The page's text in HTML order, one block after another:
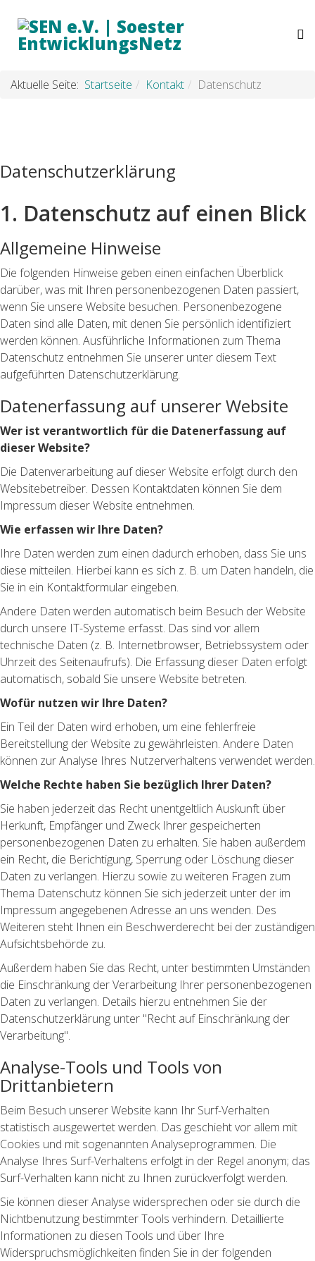
Aktuelle Seite: Startseite Kontakt Datenschutz
Datenschutzerklärung
1. Datenschutz auf einen Blick
Allgemeine Hinweise
Die folgenden Hinweise geben einen einfachen Überblick
darüber, was mit Ihren personenbezogenen Daten passiert,
wenn Sie unsere Website besuchen. Personenbezogene
Daten sind alle Daten, mit denen Sie persönlich identifiziert
werden können. Ausführliche Informationen zum Thema
Datenschutz entnehmen Sie unserer unter diesem Text
aufgeführten Datenschutzerklärung.
Datenerfassung auf unserer Website
Wer ist verantwortlich für die Datenerfassung auf
dieser Website?
Die Datenverarbeitung auf dieser Website erfolgt durch den
Websitebetreiber. Dessen Kontaktdaten können Sie dem
Impressum dieser Website entnehmen.
Wie erfassen wir Ihre Daten?
Ihre Daten werden zum einen dadurch erhoben, dass Sie uns
diese mitteilen. Hierbei kann es sich z. B. um Daten handeln, die
Sie in ein Kontaktformular eingeben.
Andere Daten werden automatisch beim Besuch der Website
durch unsere IT-Systeme erfasst. Das sind vor allem
technische Daten (z. B. Internetbrowser, Betriebssystem oder
Uhrzeit des Seitenaufrufs). Die Erfassung dieser Daten erfolgt
automatisch, sobald Sie unsere Website betreten.
Wofür nutzen wir Ihre Daten?
Ein Teil der Daten wird erhoben, um eine fehlerfreie
Bereitstellung der Website zu gewährleisten. Andere Daten
können zur Analyse Ihres Nutzerverhaltens verwendet werden.
Welche Rechte haben Sie bezüglich Ihrer Daten?
Sie haben jederzeit das Recht unentgeltlich Auskunft über
Herkunft, Empfänger und Zweck Ihrer gespeicherten
personenbezogenen Daten zu erhalten. Sie haben außerdem
ein Recht, die Berichtigung, Sperrung oder Löschung dieser
Daten zu verlangen. Hierzu sowie zu weiteren Fragen zum
Thema Datenschutz können Sie sich jederzeit unter der im
Impressum angegebenen Adresse an uns wenden. Des
Weiteren steht Ihnen ein Beschwerderecht bei der zuständigen
Aufsichtsbehörde zu.
Außerdem haben Sie das Recht, unter bestimmten Umständen
die Einschränkung der Verarbeitung Ihrer personenbezogenen
Daten zu verlangen. Details hierzu entnehmen Sie der
Datenschutzerklärung unter "Recht auf Einschränkung der
Verarbeitung".
Analyse-Tools und Tools von
Drittanbietern
Beim Besuch unserer Website kann Ihr Surf-Verhalten
statistisch ausgewertet werden. Das geschieht vor allem mit
Cookies und mit sogenannten Analyseprogrammen. Die
Analyse Ihres Surf-Verhaltens erfolgt in der Regel anonym; das
Surf-Verhalten kann nicht zu Ihnen zurückverfolgt werden.
Sie können dieser Analyse widersprechen oder sie durch die
Nichtbenutzung bestimmter Tools verhindern. Detaillierte
Informationen zu diesen Tools und über Ihre
Widerspruchsmöglichkeiten finden Sie in der folgenden